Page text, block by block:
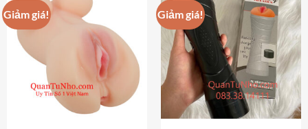
nhiều
biến
thể.
chọn
thể
Giảm giá! Giảm giá!